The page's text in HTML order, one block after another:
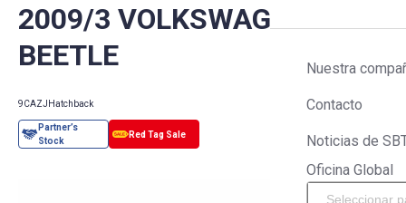
Nuestra
Contacto
Noticias de
Oficina Global
2009/3 VOLKSWAGEN NEW
BEETLE
9CAZJ Hatchback